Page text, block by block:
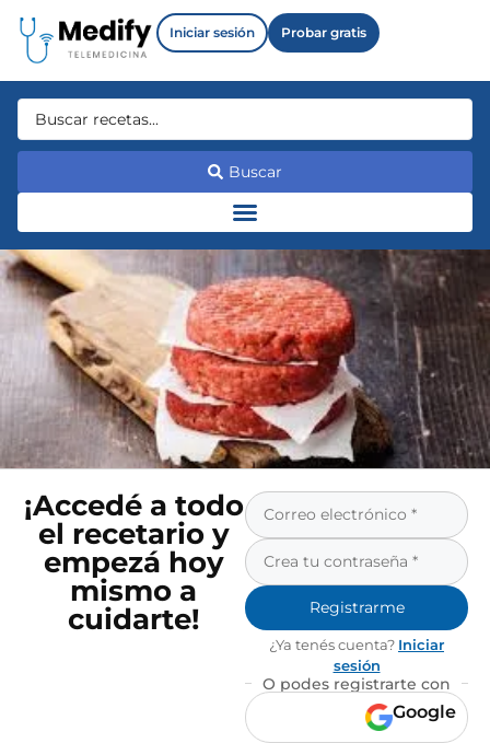
Iniciar sesión Probar gratis
Buscar
¡Accedé a todo
el recetario y
empezá hoy
mismo a
cuidarte!
Registrarme
¿Ya tenés cuenta? Iniciar
sesión
O podes registrarte con
Google